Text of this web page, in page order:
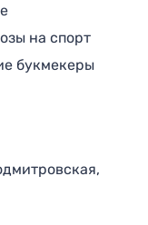
на спорт
букмекеры